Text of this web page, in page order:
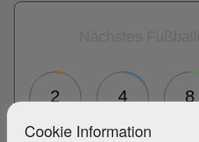
2 4 8
Cookie Information